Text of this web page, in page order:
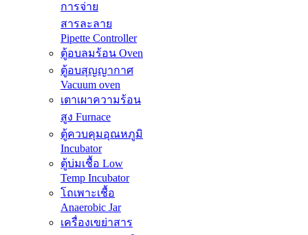
การจ่าย
สารละลาย
Pipette Controller
ตู้อบลมร้อน Oven
ตู้อบสุญญากาศ
Vacuum oven
เตาเผาความร้อน
สูง Furnace
ตู้ควบคุมอุณหภูมิ
Incubator
ตู้บ่มเชื้อ Low
Temp Incubator
โถเพาะเชื้อ
Anaerobic Jar
เครื่องเขย่าสาร